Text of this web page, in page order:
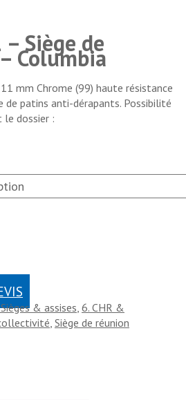
– Siège de
Columbia
mm Chrome (99) haute résistance
de patins anti-dérapants. Possibilité
le dossier :
& assises, 6. CHR &
, Siège de réunion